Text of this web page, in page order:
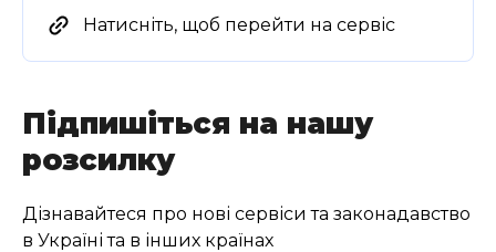
Натисніть, щоб перейти на сервіс
Підпишіться на нашу
розсилку
Дізнавайтеся про нові сервіси та законадавство
в Україні та в інших країнах